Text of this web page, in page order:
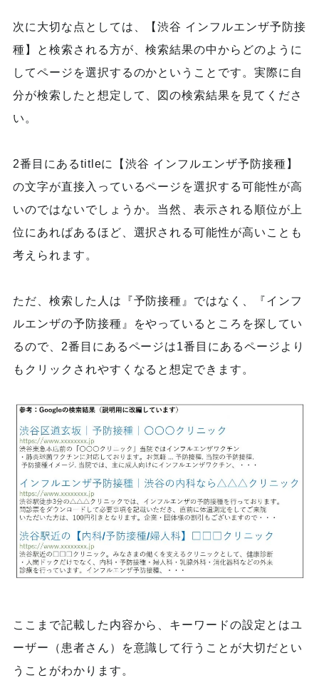
次に大切な点としては、【渋谷 インフルエンザ予防接
種】と検索される方が、検索結果の中からどのように
してページを選択するのかということです。実際に自
分が検索したと想定して、図の検索結果を見てくださ
い。
2番目にあるtitleに【渋谷 インフルエンザ予防接種】
の文字が直接入っているページを選択する可能性が高
いのではないでしょうか。当然、表示される順位が上
位にあればあるほど、選択される可能性が高いことも
考えられます。
ただ、検索した人は『予防接種』ではなく、『インフ
ルエンザの予防接種』をやっているところを探してい
るので、2番目にあるページは1番目にあるページより
もクリックされやすくなると想定できます。
ここまで記載した内容から、キーワードの設定とはユ
ーザー（患者さん）を意識して行うことが大切だとい
うことがわかります。